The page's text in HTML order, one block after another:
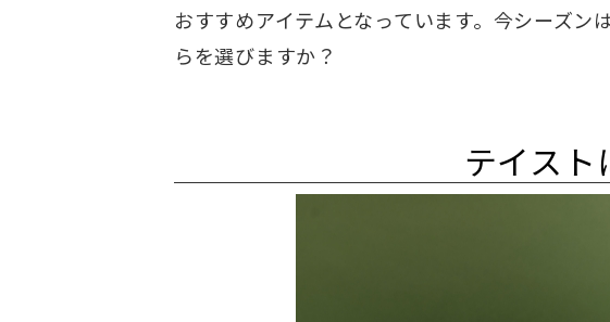
おすすめアイテムとなっています。今シーズ
らを選びますか？
テイス